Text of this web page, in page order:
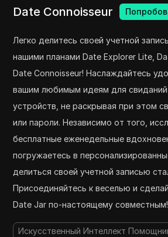
Date Connoisseur
Легко делитесь своей учетной
нашими планами Date Explorer Lite,
Date Connoisseur! Наслаждайтесь
вашим любимым идеям для свиданий
устройств, не раскрывая при этом
или пароли. Независимо от того,
бесплатные еженедельные
погружаетесь в
делиться своей учетной записью
Присоединяйтесь к веселью и
Date Jar по-настоящему совместным!
Искусственный Интеллект